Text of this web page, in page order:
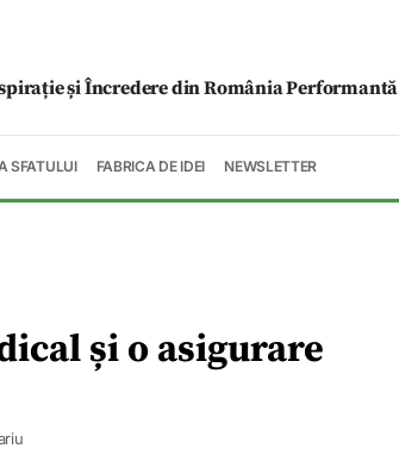
și Încredere din România Performantă
SFATULUI FABRICA DE IDEI NEWSLETTER
și o asigurare